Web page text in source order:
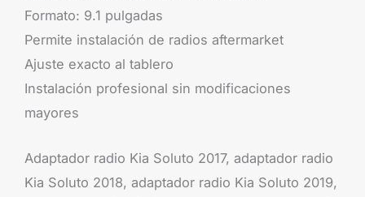
Formato: 9.1 pulgadas
Permite instalación de radios aftermarket
Ajuste exacto al tablero
Instalación profesional sin modificaciones
mayores
Adaptador radio Kia Soluto 2017, adaptador radio
Kia Soluto 2018, adaptador radio Kia Soluto 2019,